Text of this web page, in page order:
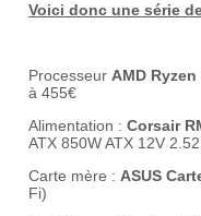
Voici donc une série
Processeur AMD Ryzen
à 455€
Alimentation : Corsair
ATX 850W ATX 12V
Carte mère : ASUS
Fi)